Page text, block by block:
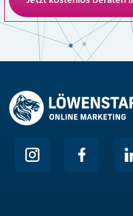
Anti-Roboter-Verifizierung
Hier klicken